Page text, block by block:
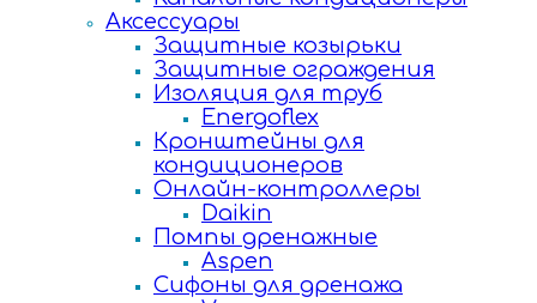
Аксессуары
Защитные козырьки
Защитные ограждения
Изоляция для труб
Energoflex
Кронштейны для
кондиционеров
Онлайн-контроллеры
Daikin
Помпы дренажные
Aspen
Сифоны для дренажа